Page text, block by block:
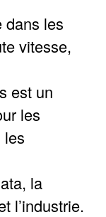
dans les
vitesse,
est un
les
les
la
l’industrie.